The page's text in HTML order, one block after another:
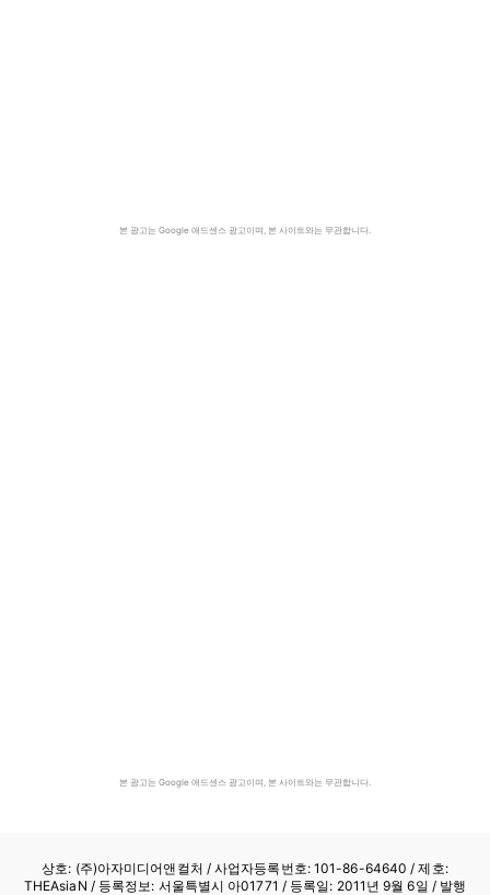
본 광고는 Google 애드센스 광고이며, 본 사이트와는 무관합니다.
본 광고는 Google 애드센스 광고이며, 본 사이트와는 무관합니다.
상호: (주)아자미디어앤컬처 /사업자등록번호: 101-86-64640 / 제호:
THEAsiaN / 등록정보: 서울특별시 아01771 / 등록일: 2011년 9월 6일 / 발행